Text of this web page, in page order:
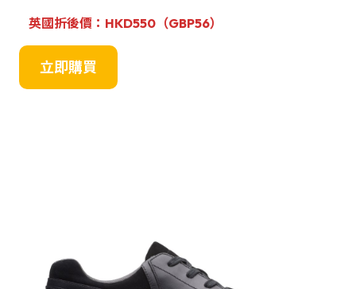
英國折後價：HKD550（GBP56）
立即購買